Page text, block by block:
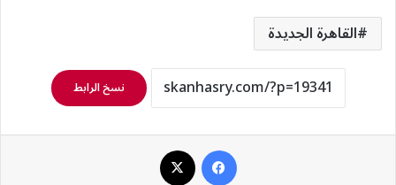
القاهرة الجديدة
نسخ الرابط